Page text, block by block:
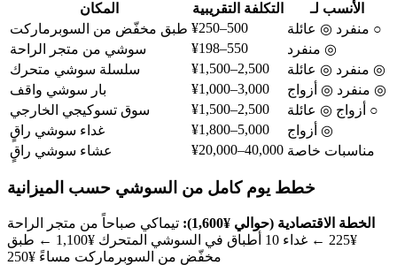
المكان التكلفة التقريبية
الأنسب لـ
طبق مخفّض من السوبرماركت ¥250–500
منفرد ◎ عائلة ○
سوشي من متجر الراحة
¥198–550
منفرد ◎
سلسلة سوشي متحرك
¥1,500–2,500
منفرد ◎ عائلة ◎
بار سوشي واقف
¥1,000–3,000
منفرد ◎ أزواج ◎
سوق تسوكيجي الخارجي
¥1,500–2,500
أزواج ◎ عائلة ○
غداء سوشي راقٍ
¥1,800–5,000
أزواج ◎
عشاء سوشي راقٍ
¥20,000–40,000 مناسبات خاصة
خطط يوم كامل من السوشي حسب الميزانية
الخطة الاقتصادية (حوالي ¥1,600):
تيماكي صباحاً من متجر الراحة
¥225 ← غداء 10 أطباق في السوشي المتحرك ¥1,100 ← طبق
مخفّض من السوبرماركت مساءً ¥250